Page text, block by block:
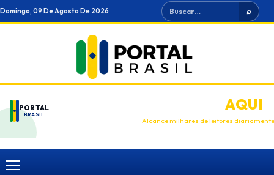
Ir
para
Domingo, 09 De Agosto De 2026 Buscar ⌕
PORTAL
BRASIL
ANUNCIEAQUI
Alcance milhares de leitores diariamente